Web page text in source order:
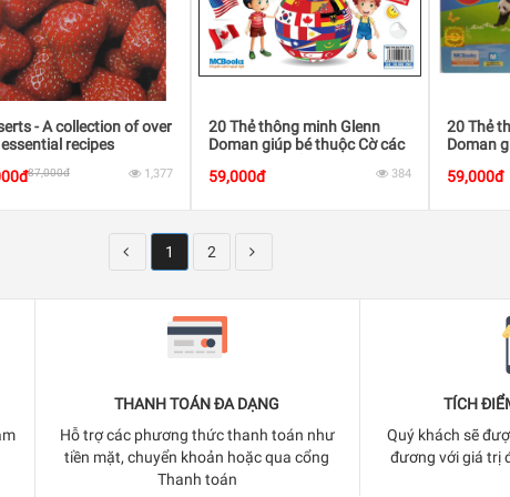
- A collection of over
recipes
87,000đ 1,377
20 Thẻ thông minh Glenn
Doman giúp bé thuộc Cờ các
59,000đ
384
20 Thẻ
Doman
59,000đ
1 2
THANH TOÁN ĐA DẠNG
Hỗ trợ các phương thức thanh toán như
tiền mặt, chuyển khoản hoặc qua cổng
Thanh toán
TÍCH
Quý khách sẽ
đương với giá trị